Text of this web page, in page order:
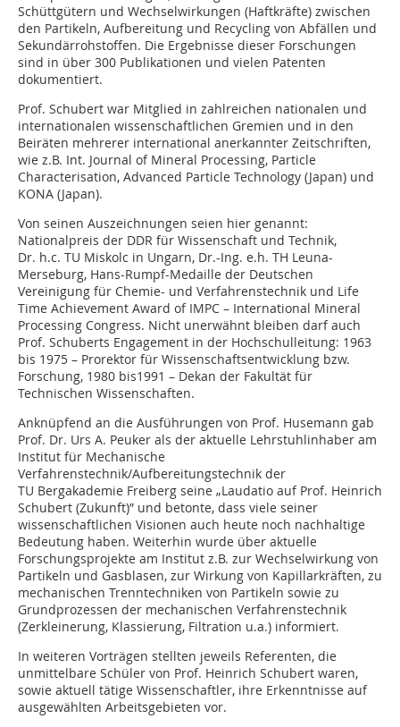
Schüttgütern und Wechselwirkungen (Haftkräfte) zwischen
den Partikeln, Aufbereitung und Recycling von Abfällen und
Sekundärrohstoffen. Die Ergebnisse dieser Forschungen
sind in über 300 Publikationen und vielen Patenten
dokumentiert.
Prof. Schubert war Mitglied in zahlreichen nationalen und
internationalen wissenschaftlichen Gremien und in den
Beiräten mehrerer international anerkannter Zeitschriften,
wie z.B. Int. Journal of Mineral Processing, Particle
Characterisation, Advanced Particle Technology (Japan) und
KONA (Japan).
Von seinen Auszeichnungen seien hier genannt:
Nationalpreis der DDR für Wissenschaft und Technik,
Dr. h.c. TU Miskolc in Ungarn, Dr.-Ing. e.h. TH Leuna-
Merseburg, Hans-Rumpf-Medaille der Deutschen
Vereinigung für Chemie- und Verfahrenstechnik und Life
Time Achievement Award of IMPC – International Mineral
Processing Congress. Nicht unerwähnt bleiben darf auch
Prof. Schuberts Engagement in der Hochschulleitung: 1963
bis 1975 – Prorektor für Wissenschaftsentwicklung bzw.
Forschung, 1980 bis1991 – Dekan der Fakultät für
Technischen Wissenschaften.
Anknüpfend an die Ausführungen von Prof. Husemann gab
Prof. Dr. Urs A. Peuker als der aktuelle Lehrstuhlinhaber am
Institut für Mechanische
Verfahrenstechnik/Aufbereitungstechnik der
TU Bergakademie Freiberg seine „Laudatio auf Prof. Heinrich
Schubert (Zukunft)” und betonte, dass viele seiner
wissenschaftlichen Visionen auch heute noch nachhaltige
Bedeutung haben. Weiterhin wurde über aktuelle
Forschungsprojekte am Institut z.B. zur Wechselwirkung von
Partikeln und Gasblasen, zur Wirkung von Kapillarkräften, zu
mechanischen Trenntechniken von Partikeln sowie zu
Grundprozessen der mechanischen Verfahrenstechnik
(Zerkleinerung, Klassierung, Filtration u.a.) informiert.
In weiteren Vorträgen stellten jeweils Referenten, die
unmittelbare Schüler von Prof. Heinrich Schubert waren,
sowie aktuell tätige Wissenschaftler, ihre Erkenntnisse auf
ausgewählten Arbeitsgebieten vor.